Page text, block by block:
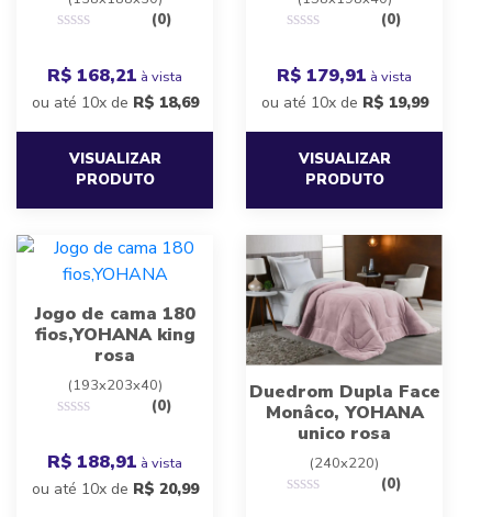
(0)
R$ 168,21 à vista
ou até 10x de R$ 18,69
VISUALIZAR
PRODUTO
(0)
R$ 179,91 à vista
ou até 10x de R$ 19,99
VISUALIZAR
PRODUTO
Jogo de cama 180
fios,YOHANA king
rosa
(193x203x40)
(0)
R$ 188,91 à vista
ou até 10x de R$ 20,99
Duedrom Dupla Face
Monâco, YOHANA
unico rosa
(240x220)
(0)